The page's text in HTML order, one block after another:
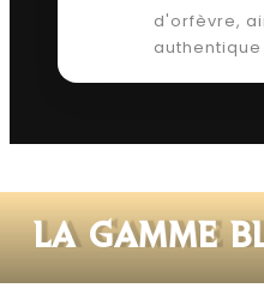
d'orfèvre,
LA GAMME